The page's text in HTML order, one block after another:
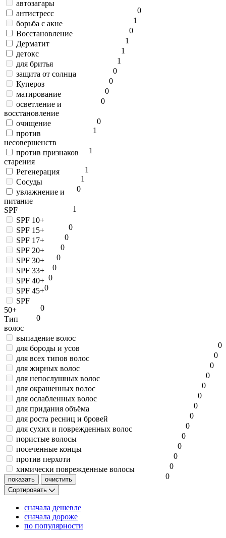
автозагары
0
антистресс
1
борьба с акне
0
Восстановление
1
Дерматит
1
детокс
1
для бритья
0
защита от солнца
0
Купероз
0
матирование
0
осветление и
восстановление
0
очищение
1
против
несовершенств
1
против признаков
старения
1
Регенерация
1
Сосуды
0
увлажнение и
питание
1
SPF
SPF 10+
0
SPF 15+
0
SPF 17+
0
SPF 20+
0
SPF 30+
0
SPF 33+
0
SPF 40+
0
SPF 45+
0
SPF
50+
0
Тип
волос
выпадение волос
0
для бороды и усов
0
для всех типов волос
0
для жирных волос
0
для непослушных волос
0
для окрашенных волос
0
для ослабленных волос
0
для придания объёма
0
для роста ресниц и бровей
0
для сухих и поврежденных волос
0
пористые волосы
0
посеченные концы
0
против перхоти
0
химически поврежденные волосы
0
Сортировать
сначала дешевле
сначала дороже
по популярности